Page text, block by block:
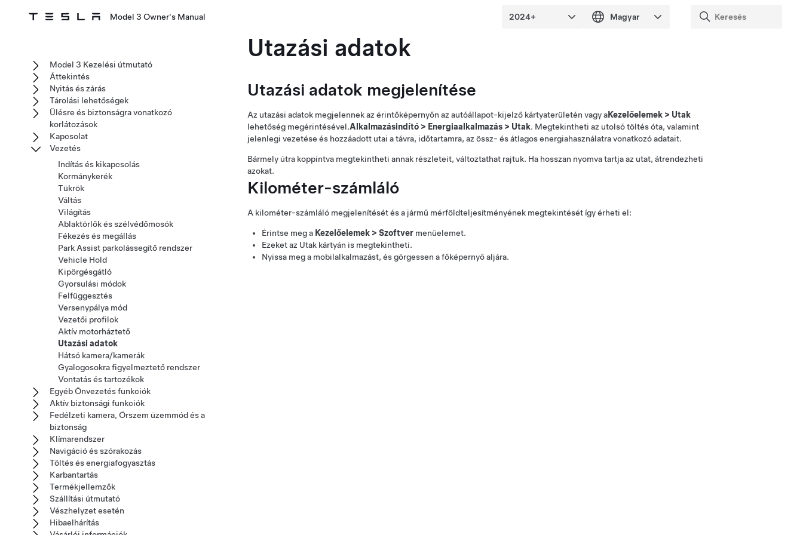
Model 3 Owner's Manual
Utazási adatok
Utazási adatok megjelenítése
Az utazási adatok megjelennek az érintőképernyőn az autóállapot-kijelző kártyaterületén vagyaKezelőelemek > Utak
lehetőség megérintésével.Alkalmazásindító > Energiaalkalmazás > Utak. Megtekintheti az utolsó töltés óta, valamint
jelenlegi vezetése és hozzáadott utai a távra, időtartamra, az össz- és átlagos energiahasználatra vonatkozó adatait.
Bármely útra koppintva megtekintheti annak részleteit, változtathat rajtuk. Ha hosszan nyomva tartja az utat, átrendezheti
azokat.
Kilométer-számláló
A kilométer-számláló megjelenítését és a jármű mérföldteljesítményének megtekintését így érheti el:
Érintse meg a Kezelőelemek > Szoftver menüelemet.
Ezeket az Utak kártyán is megtekintheti.
Nyissa meg a mobilalkalmazást, és görgessen a főképernyő aljára.
Model 3 Kezelési útmutató
Áttekintés
Nyitás és zárás
Tárolási lehetőségek
Ülésre és biztonságra vonatkozó
korlátozások
Kapcsolat
Vezetés
Indítás és kikapcsolás
Kormánykerék
Tükrök
Váltás
Világítás
Ablaktörlők és szélvédőmosók
Fékezés és megállás
Park Assist parkolássegítő rendszer
Vehicle Hold
Kipörgésgátló
Gyorsulási módok
Felfüggesztés
Versenypálya mód
Vezetői profilok
Aktív motorháztető
Utazási adatok
Hátsó kamera/kamerák
Gyalogosokra figyelmeztető rendszer
Vontatás és tartozékok
Egyéb Önvezetés funkciók
Aktív biztonsági funkciók
Fedélzeti kamera, Őrszem üzemmód és a
biztonság
Klímarendszer
Navigáció és szórakozás
Töltés és energiafogyasztás
Karbantartás
Termékjellemzők
Szállítási útmutató
Vészhelyzet esetén
Hibaelhárítás